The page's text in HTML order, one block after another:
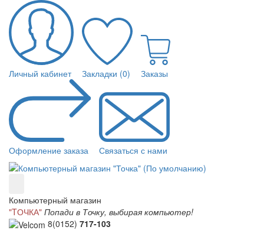
Личный кабинет Закладки (0) Заказы
Оформление заказа Связаться с нами
Компьютерный магазин
"TОЧКА" Попади в Точку, выбирая компьютер!
8(0152) 717-103